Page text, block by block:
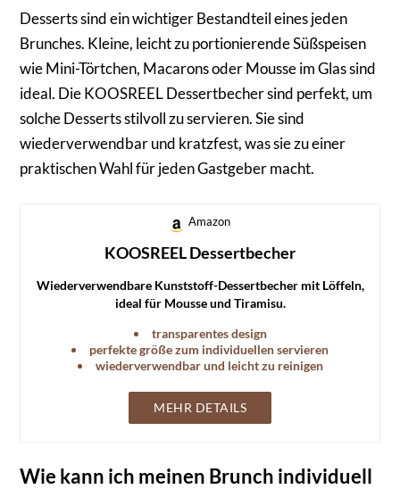
Desserts sind ein wichtiger Bestandteil eines jeden
Brunches. Kleine, leicht zu portionierende Süßspeisen
wie Mini-Törtchen, Macarons oder Mousse im Glas sind
ideal. Die KOOSREEL Dessertbecher sind perfekt, um
solche Desserts stilvoll zu servieren. Sie sind
wiederverwendbar und kratzfest, was sie zu einer
praktischen Wahl für jeden Gastgeber macht.
Amazon
KOOSREEL Dessertbecher
Wiederverwendbare Kunststoff-Dessertbecher mit Löffeln,
ideal für Mousse und Tiramisu.
transparentes design
perfekte größe zum individuellen servieren
wiederverwendbar und leicht zu reinigen
MEHR DETAILS
Wie kann ich meinen Brunch individuell